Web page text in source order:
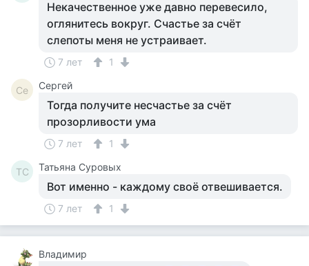
Некачественное уже давно перевесило,
оглянитесь вокруг. Счастье за счёт
слепоты меня не устраивает.
7 лет 1
Се Сергей
Тогда получите несчастье за счёт
прозорливости ума
7 лет 1
ТС Татьяна Суровых
Вот именно - каждому своё отвешивается.
7 лет 1
Владимир